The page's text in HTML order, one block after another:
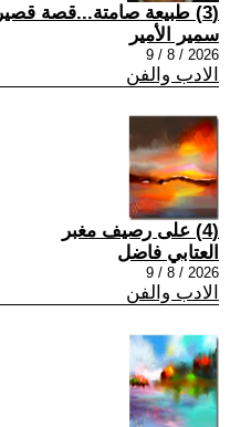
(3) طبيعة صامتة...قصة قصيرة
سمير الأمير
2026 / 8 / 9
الادب والفن
(4) على رصيف مغبر
العتابي فاضل
2026 / 8 / 9
الادب والفن